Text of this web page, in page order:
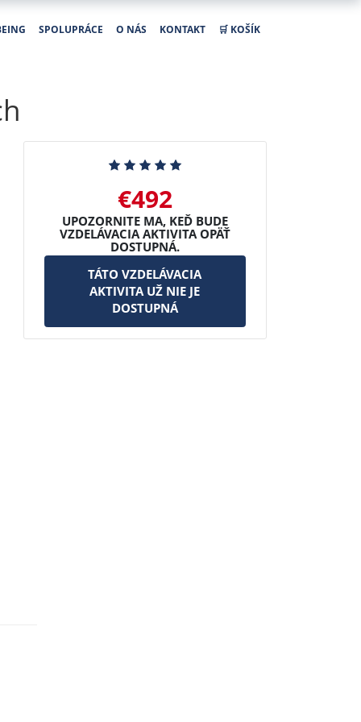
SPOLUPRÁCE O NÁS KONTAKT 🛒 KOŠÍK
€492
UPOZORNITE MA, KEĎ BUDE
VZDELÁVACIA AKTIVITA OPÄŤ
DOSTUPNÁ.
TÁTO VZDELÁVACIA
AKTIVITA UŽ NIE JE
DOSTUPNÁ